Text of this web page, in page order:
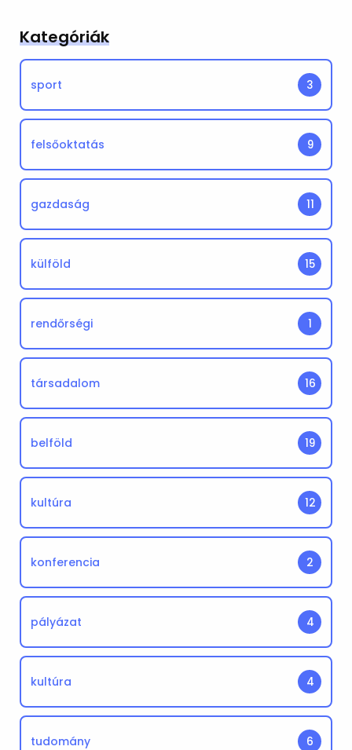
Kategóriák
sport 3
felsőoktatás 9
gazdaság 11
külföld 15
rendőrségi 1
társadalom 16
belföld 19
kultúra 12
konferencia 2
pályázat 4
kultúra 4
tudomány 6